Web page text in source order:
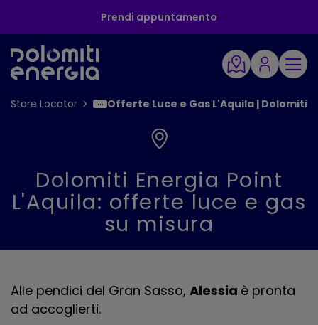
Prendi appuntamento
Store Locator Offerte Luce e Gas L'Aquila | Dolomiti
Dolomiti Energia Point
L'Aquila: offerte luce e gas
su misura
Alle pendici del Gran Sasso, Alessia è pronta
ad accoglierti.